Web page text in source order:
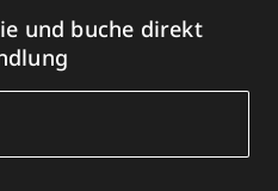
und buche direkt